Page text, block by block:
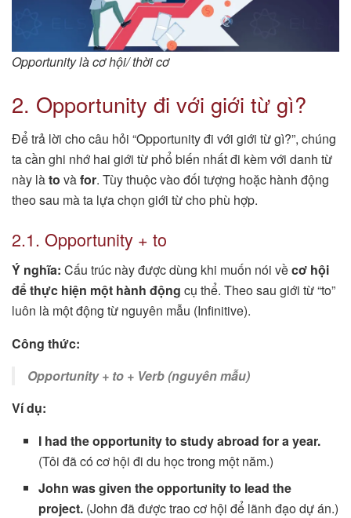
Opportunity là cơ hội/ thời cơ
2. Opportunity đi với giới từ gì?
Để trả lời cho câu hỏi “Opportunity đi với giới từ gì?”, chúng
ta cần ghi nhớ hai giới từ phổ biến nhất đi kèm với danh từ
này làto vàfor. Tùy thuộc vào đối tượng hoặc hành động
theo sau mà ta lựa chọn giới từ cho phù hợp.
2.1. Opportunity + to
Ý nghĩa: Cấu trúc này được dùng khi muốn nói vềcơ hội
để thực hiện một hành động cụ thể. Theo sau giới từ “to”
luôn là một động từ nguyên mẫu (Infinitive).
Công thức:
Opportunity + to + Verb (nguyên mẫu)
Ví dụ:
I had the opportunity to study abroad for a year.
(Tôi đã có cơ hội đi du học trong một năm.)
John was given the opportunity to lead the
project. (John đã được trao cơ hội để lãnh đạo dự án.)